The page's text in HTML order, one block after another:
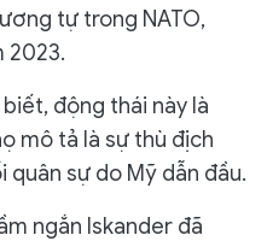
tự trong NATO,
2023.
động thái này là
mô tả là sự thù địch
sự do Mỹ dẫn đầu.
ngắn Iskander đã